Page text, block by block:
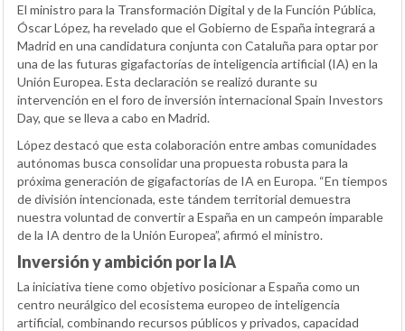
El ministro para la Transformación Digital y de la Función Pública,
Óscar López, ha revelado que el Gobierno de España integrará a
Madrid en una candidatura conjunta con Cataluña para optar por
una de las futuras gigafactorías de inteligencia artificial (IA) en la
Unión Europea. Esta declaración se realizó durante su
intervención en el foro de inversión internacional Spain Investors
Day, que se lleva a cabo en Madrid.
López destacó que esta colaboración entre ambas comunidades
autónomas busca consolidar una propuesta robusta para la
próxima generación de gigafactorías de IA en Europa. “En tiempos
de división intencionada, este tándem territorial demuestra
nuestra voluntad de convertir a España en un campeón imparable
de la IA dentro de la Unión Europea”, afirmó el ministro.
Inversión y ambición por la IA
La iniciativa tiene como objetivo posicionar a España como un
centro neurálgico del ecosistema europeo de inteligencia
artificial, combinando recursos públicos y privados, capacidad